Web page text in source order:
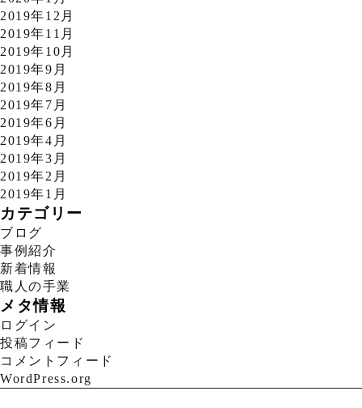
2019年12月
2019年11月
2019年10月
2019年9月
2019年8月
2019年7月
2019年6月
2019年4月
2019年3月
2019年2月
2019年1月
カテゴリー
ブログ
事例紹介
新着情報
職人の手業
メタ情報
ログイン
投稿フィード
コメントフィード
WordPress.org